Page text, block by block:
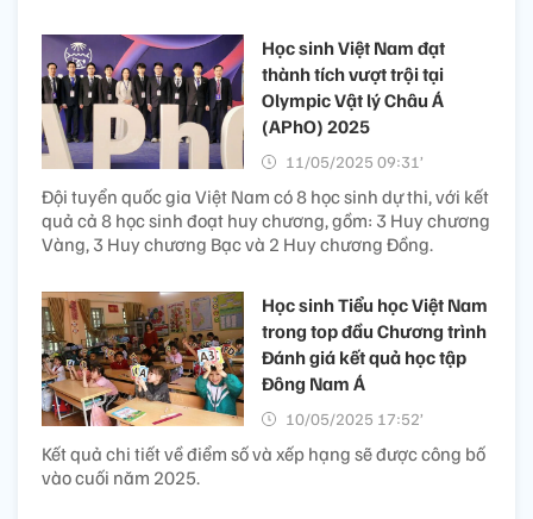
Học sinh Việt Nam đạt
thành tích vượt trội tại
Olympic Vật lý Châu Á
(APhO) 2025
11/05/2025 09:31’
Đội tuyển quốc gia Việt Nam có 8 học sinh dự thi, với kết
quả cả 8 học sinh đoạt huy chương, gồm: 3 Huy chương
Vàng, 3 Huy chương Bạc và 2 Huy chương Đồng.
Học sinh Tiểu học Việt Nam
trong top đầu Chương trình
Đánh giá kết quả học tập
Đông Nam Á
10/05/2025 17:52’
Kết quả chi tiết về điểm số và xếp hạng sẽ được công bố
vào cuối năm 2025.